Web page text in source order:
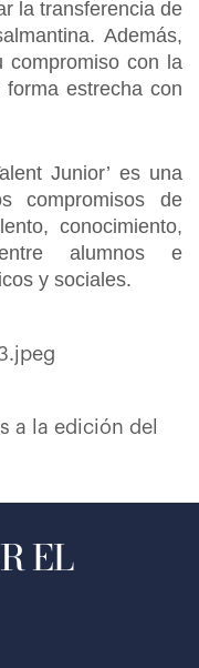
la transferencia de
Además,
compromiso con la
estrecha con
Junior’ es una
compromisos de
conocimiento,
alumnos e
y sociales.
a la edición del
EL